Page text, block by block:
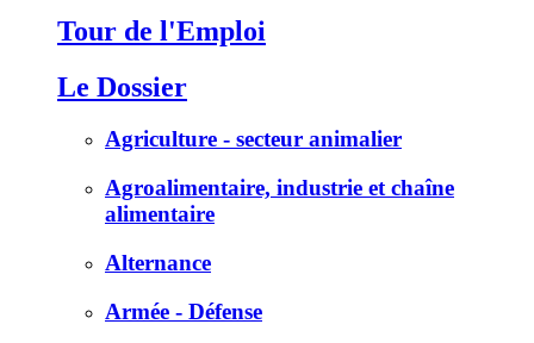
Tour de l'Emploi
Le Dossier
Agriculture - secteur animalier
Agroalimentaire, industrie et chaîne
alimentaire
Alternance
Armée - Défense